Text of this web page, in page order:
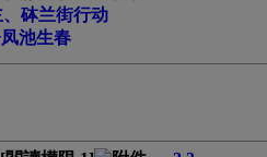
砵兰街行动
池生春